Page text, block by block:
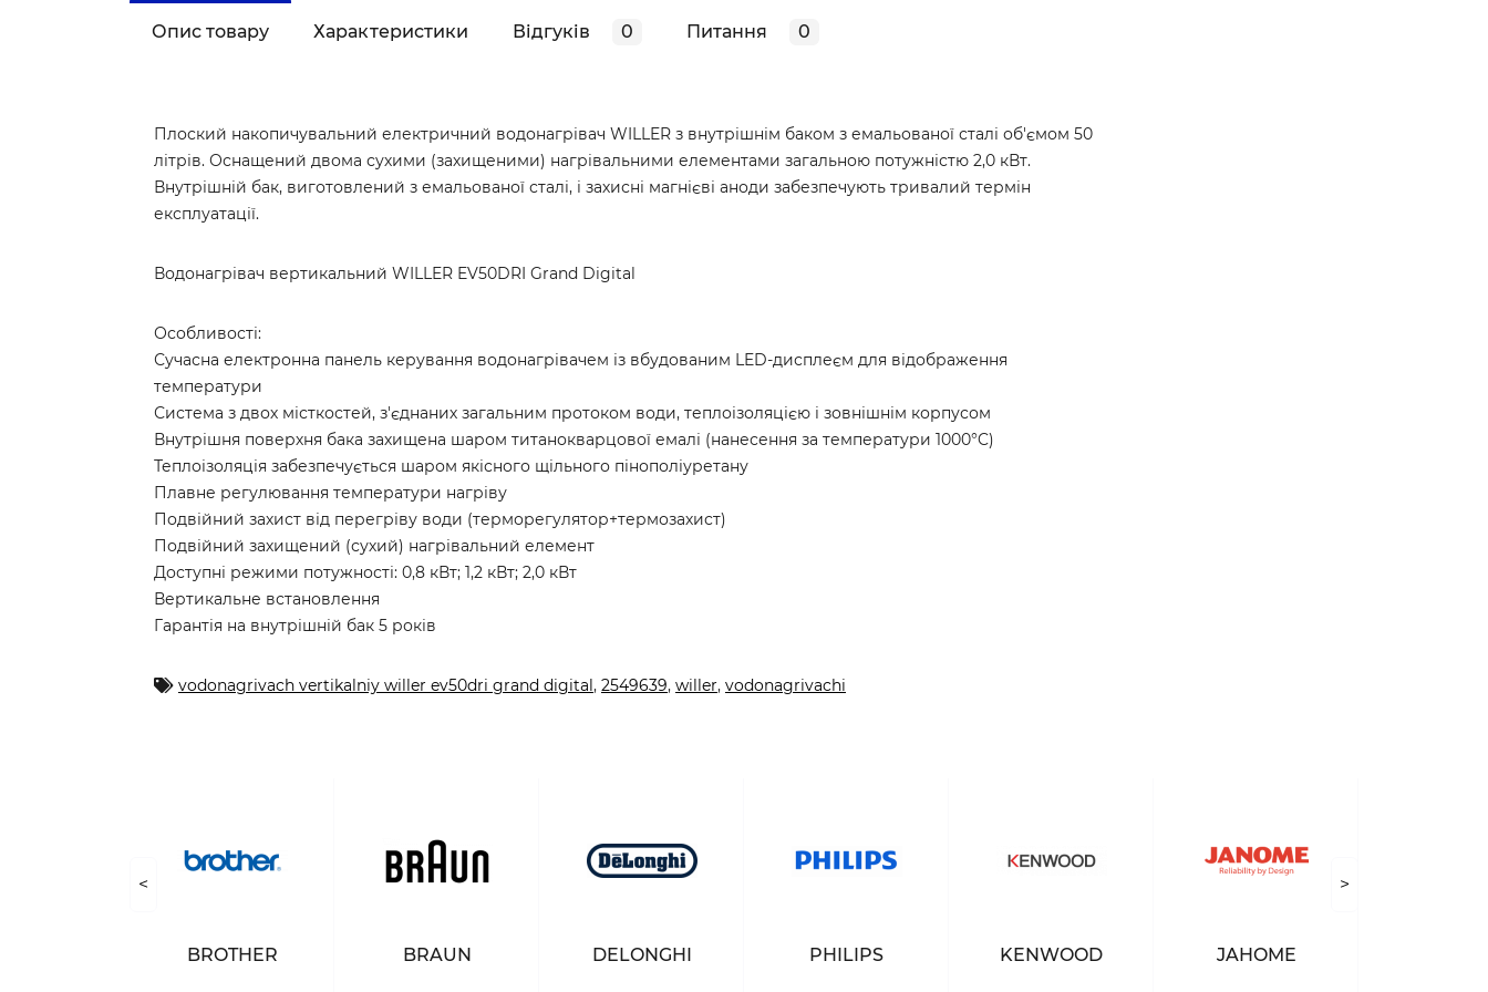
Опис товару Характеристики Відгуків 0 Питання 0
Плоский накопичувальний електричний водонагрівач WILLER з внутрішнім баком з емальованої сталі об'ємом 50
літрів. Оснащений двома сухими (захищеними) нагрівальними елементами загальною потужністю 2,0 кВт.
Внутрішній бак, виготовлений з емальованої сталі, і захисні магнієві аноди забезпечують тривалий термін
експлуатації.
Водонагрівач вертикальний WILLER EV50DRI Grand Digital
Особливості:
Сучасна електронна панель керування водонагрівачем із вбудованим LED-дисплеєм для відображення
температури
Система з двох місткостей, з'єднаних загальним протоком води, теплоізоляцією і зовнішнім корпусом
Внутрішня поверхня бака захищена шаром титанокварцової емалі (нанесення за температури 1000°C)
Теплоізоляція забезпечується шаром якісного щільного пінополіуретану
Плавне регулювання температури нагріву
Подвійний захист від перегріву води (терморегулятор+термозахист)
Подвійний захищений (сухий) нагрівальний елемент
Доступні режими потужності: 0,8 кВт; 1,2 кВт; 2,0 кВт
Вертикальне встановлення
Гарантія на внутрішній бак 5 років
vodonagrivach vertikalniy willer ev50dri grand digital, 2549639, willer, vodonagrivachi
<
BROTHER BRAUN DELONGHI PHILIPS KENWOOD JAHOME
>